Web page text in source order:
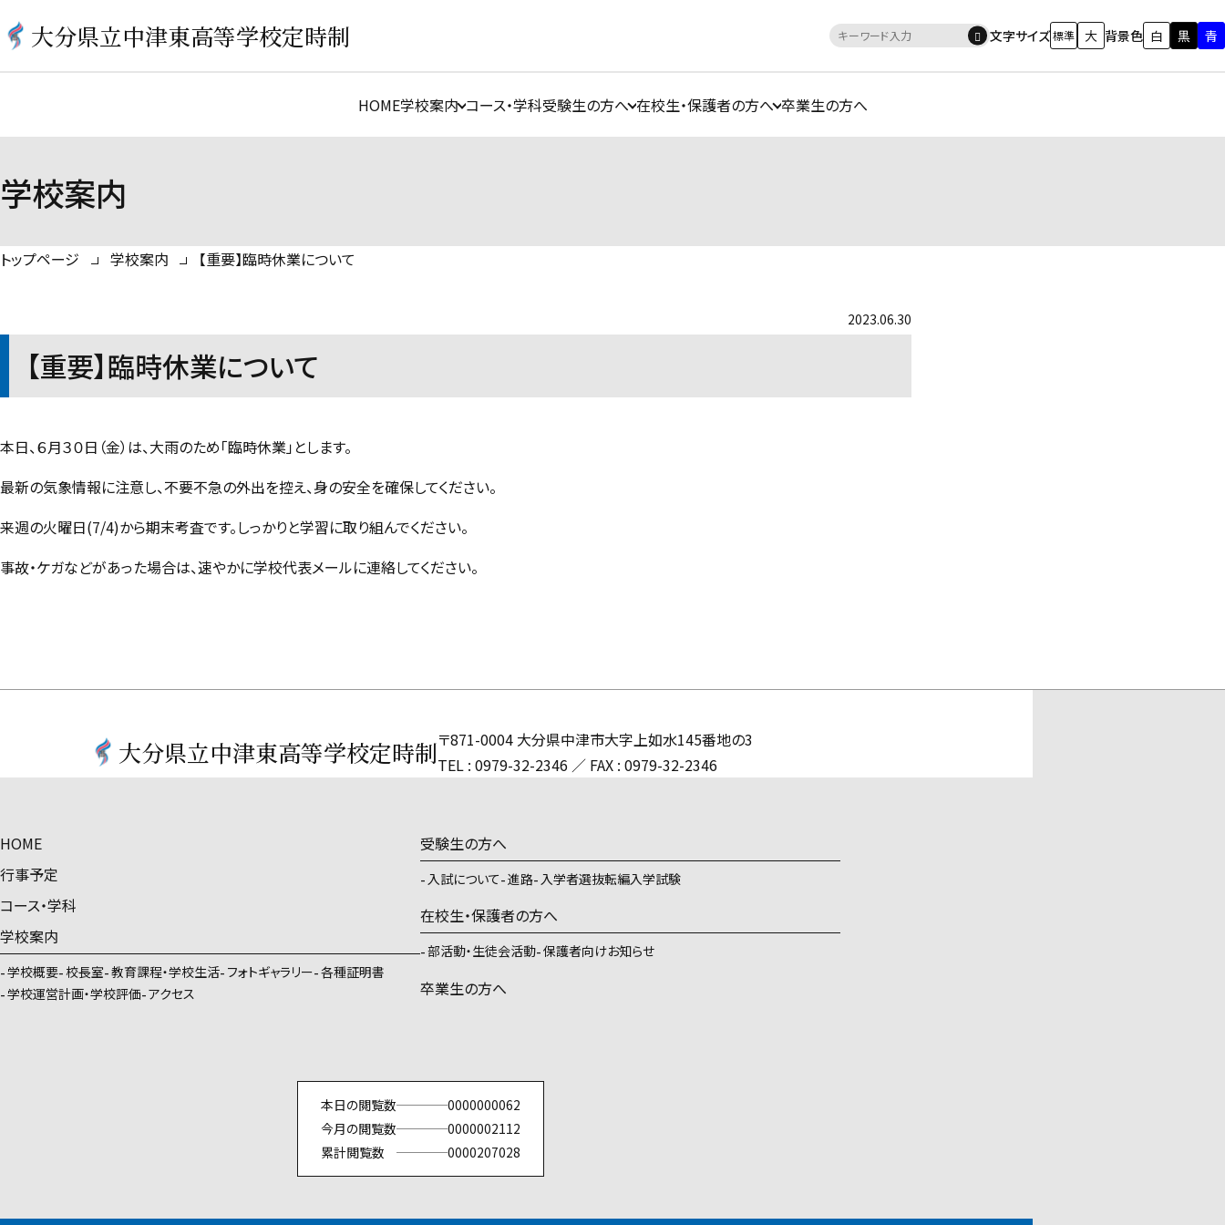
大分県立中津東高等学校定時制 文字サイズ標準 大 背景色 白 黒 青
HOME学校案内 コース・学科受験生の方へ 在校生・保護者の方へ 卒業生の方へ
学校案内
トップページ 学校案内 【重要】臨時休業について
2023.06.30
【重要】臨時休業について
本日、６月３０日（金）は、大雨のため「臨時休業」とします。
最新の気象情報に注意し、不要不急の外出を控え、身の安全を確保してください。
来週の火曜日(7/4)から期末考査です。しっかりと学習に取り組んでください。
事故・ケガなどがあった場合は、速やかに学校代表メールに連絡してください。
HOME
行事予定
コース・学科
学校案内
学校概要 校長室 教育課程・学校生活 フォトギャラリー 各種証明書
学校運営計画・学校評価 アクセス
受験生の方へ
入試について 進路 入学者選抜転編入学試験
在校生・保護者の方へ
部活動・生徒会活動 保護者向けお知らせ
卒業生の方へ
本日の閲覧数
0000000062
今月の閲覧数
0000002112
累計閲覧数
0000207028
大分県立中津東高等学校定時制〒871-0004 大分県中津市大字上如水145番地の3
TEL : 0979-32-2346
FAX : 0979-32-2346